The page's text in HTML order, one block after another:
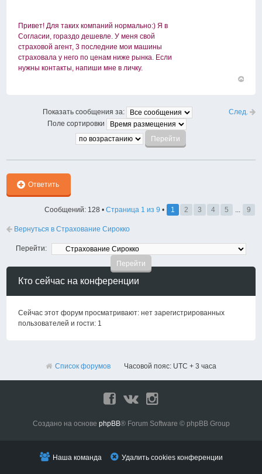
Привет! Для таких компаний нормально:) Я в
Согласии, гораздо дешевле. У меня свой
страховой агент, 3 последние мои машины
страховала у него по ценам ниже рынка. Если
нужны контакты, напиши мне в личку.
началу
След.
Показать сообщения за:
Поле сортировки
Ответить
Сообщений: 128 • Страница 1 из 9 • 1 2 3 4 5 ... 9
Вернуться в Страхование Сирокко
Перейти:
Кто сейчас на конференции
Сейчас этот форум просматривают: нет зарегистрированных
пользователей и гости: 1
Список форумов Часовой пояс: UTC + 3 часа
Создано на основе phpBB® Forum Software © phpBB Group
Наша команда Удалить cookies конференции